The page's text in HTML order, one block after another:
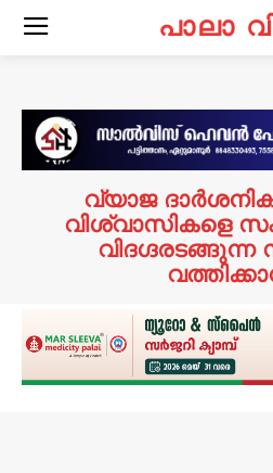
പാലാ
വ്യാജ
വിശ്വാസികളെ
വിദഗ്ദരടങ്ങുന്ന